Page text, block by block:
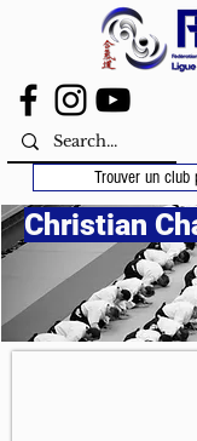
Trouver un club
Christian